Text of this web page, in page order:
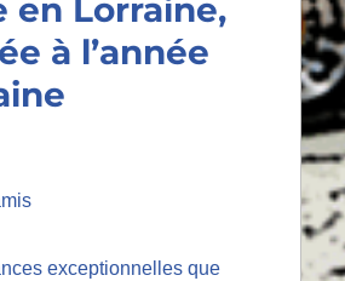
en Lorraine,
à l’année
exceptionnelles que